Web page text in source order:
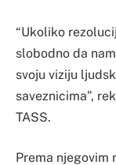
“Ukoliko
slobodno da
svoju viziju
saveznicima”,
TASS.
Prema njegovim